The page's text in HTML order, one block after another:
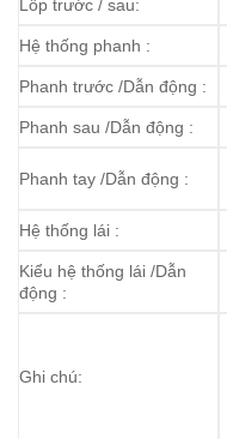
Lốp trước / sau:
Hệ thống phanh :
Phanh trước /Dẫn động :
Phanh sau /Dẫn động :
Phanh tay /Dẫn động :
Hệ thống lái :
Kiểu hệ thống lái /Dẫn
động :
Ghi chú: